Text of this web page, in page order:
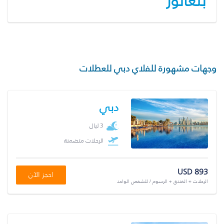
وجهات مشهورة للفلاي دبي للعطلات
دبي
3 ليال
الرحلات متضمنة
USD 893
الرحلات + الفندق + الرسوم / للشخص الواحد
احجز الآن